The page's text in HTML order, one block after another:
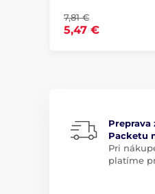
7,81 €
5,47 €
Preprava
Packetu
Pri
platíme